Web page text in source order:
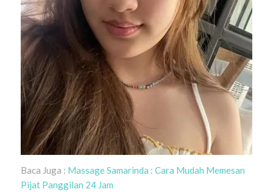
Baca Juga : Massage Samarinda : Cara Mudah Memesan
Pijat Panggilan 24 Jam